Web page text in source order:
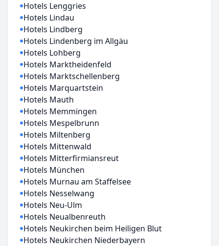
Hotels Lenggries
Hotels Lindau
Hotels Lindberg
Hotels Lindenberg im Allgäu
Hotels Lohberg
Hotels Marktheidenfeld
Hotels Marktschellenberg
Hotels Marquartstein
Hotels Mauth
Hotels Memmingen
Hotels Mespelbrunn
Hotels Miltenberg
Hotels Mittenwald
Hotels Mitterfirmiansreut
Hotels München
Hotels Murnau am Staffelsee
Hotels Nesselwang
Hotels Neu-Ulm
Hotels Neualbenreuth
Hotels Neukirchen beim Heiligen Blut
Hotels Neukirchen Niederbayern